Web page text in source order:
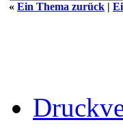
« Ein Thema zurück |